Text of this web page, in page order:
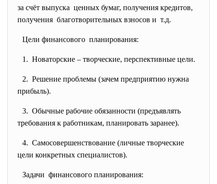
за счёт выпуска ценных бумаг, получения кредитов,
получения благотворительных взносов и т.д.
Цели финансового планирования:
1. Новаторские – творческие, перспективные цели.
2. Решение проблемы (зачем предприятию нужна
прибыль).
3. Обычные рабочие обязанности (предъявлять
требования к работникам, планировать заранее).
4. Самосовершенствование (личные творческие
цели конкретных специалистов).
Задачи финансового планирования: